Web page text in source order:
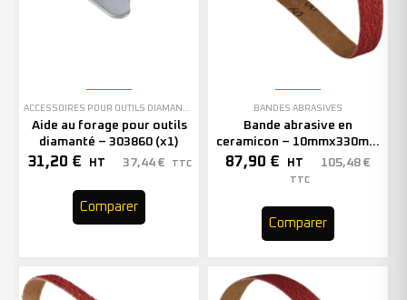
ACCESSOIRES POUR OUTILS DIAMANTÉS
Aide au forage pour outils
diamanté – 303860 (x1)
31,20 € HT 37,44 € TTC
Comparer
BANDES ABRASIVES
Bande abrasive en
ceramicon – 10mmx330mm
– Grain 40 – 333001 (x50)
87,90 € HT 105,48 €
TTC
Comparer